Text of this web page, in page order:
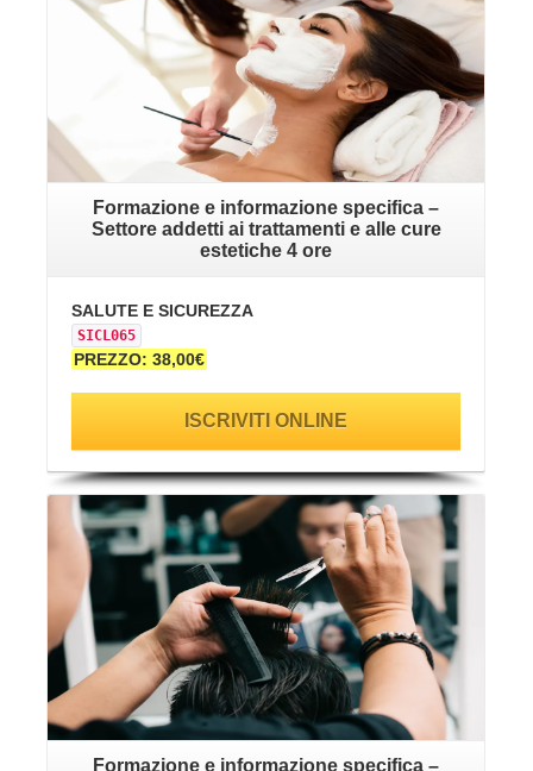
Formazione e informazione specifica –
Settore addetti ai trattamenti e alle cure
estetiche 4 ore
SALUTE E SICUREZZA
SICL065
PREZZO: 38,00€
ISCRIVITI ONLINE
VAI ALLA SCHEDA
Formazione e informazione specifica –